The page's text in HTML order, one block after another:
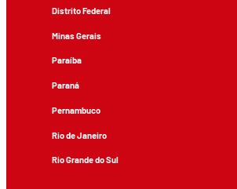
Distrito Federal
Minas Gerais
Paraíba
Paraná
Pernambuco
Rio de Janeiro
Rio Grande do Sul